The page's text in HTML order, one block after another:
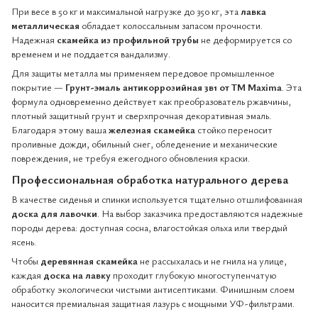
При весе в 50 кг и максимальной нагрузке до 350 кг, эта лавка
металлическая обладает колоссальным запасом прочности.
Надежная скамейка из профильной трубы не деформируется со
временем и не поддается вандализму.
Для защиты металла мы применяем передовое промышленное
покрытие — Грунт-эмаль антикоррозийная 3в1 от ТМ Maxima . Эта
формула одновременно действует как преобразователь ржавчины,
плотный защитный грунт и сверхпрочная декоративная эмаль.
Благодаря этому ваша железная скамейка стойко переносит
проливные дожди, обильный снег, обледенение и механические
повреждения, не требуя ежегодного обновления краски.
Профессиональная обработка натурального дерева
В качестве сиденья и спинки используется тщательно отшлифованная
доска для лавочки. На выбор заказчика предоставляются надежные
породы дерева: доступная сосна, влагостойкая ольха или твердый
ясень.
Чтобы деревянная скамейка не рассыхалась и не гнила на улице,
каждая доска на лавку проходит глубокую многоступенчатую
обработку экологически чистыми антисептиками. Финишным слоем
наносится премиальная защитная лазурь с мощными УФ-фильтрами.